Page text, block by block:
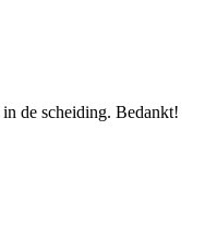
de scheiding. Bedankt!